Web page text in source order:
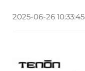
2025-06-26 10:33:45